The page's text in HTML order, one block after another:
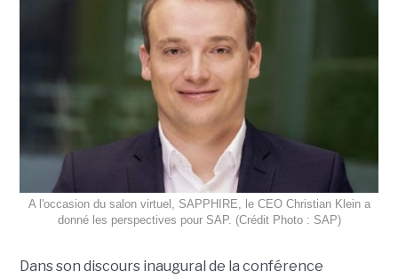
A l'occasion du salon virtuel, SAPPHIRE, le CEO Christian Klein a
donné les perspectives pour SAP. (Crédit Photo : SAP)
Dans son discours inaugural de la conférence